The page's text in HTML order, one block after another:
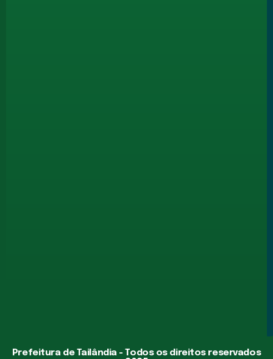
Prefeitura de Tailândia - Todos os direitos reservados